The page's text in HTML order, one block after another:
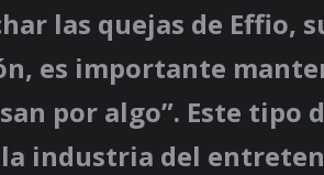
las quejas de Effio,
es importante
por algo”. Este tipo
la industria del